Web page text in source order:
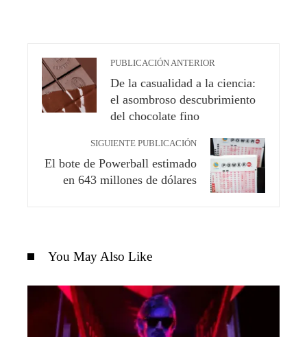
PUBLICACIÓN ANTERIOR
De la casualidad a la ciencia:
el asombroso descubrimiento
del chocolate fino
SIGUIENTE PUBLICACIÓN
El bote de Powerball estimado
en 643 millones de dólares
You May Also Like